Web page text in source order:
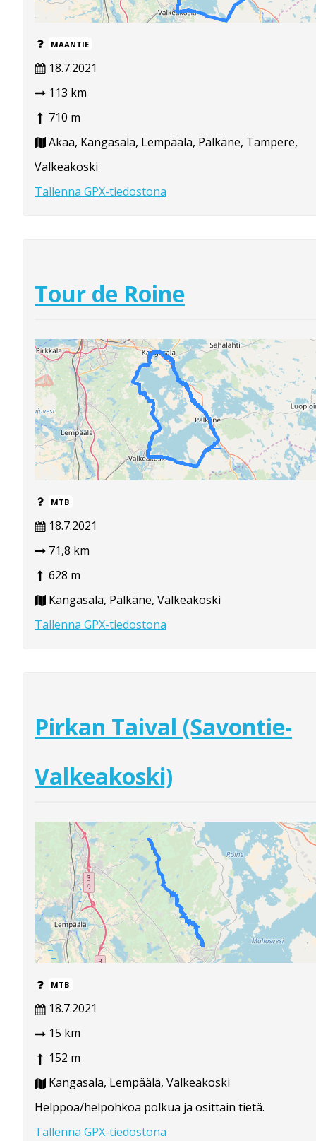
MAANTIE
18.7.2021
113 km
710 m
Akaa, Kangasala, Lempäälä, Pälkäne, Tampere,
Valkeakoski
Tallenna GPX-tiedostona
Tour de Roine
MTB
18.7.2021
71,8 km
628 m
Kangasala, Pälkäne, Valkeakoski
Tallenna GPX-tiedostona
Pirkan Taival (Savontie-
Valkeakoski)
MTB
18.7.2021
15 km
152 m
Kangasala, Lempäälä, Valkeakoski
Helppoa/helpohkoa polkua ja osittain tietä.
Tallenna GPX-tiedostona